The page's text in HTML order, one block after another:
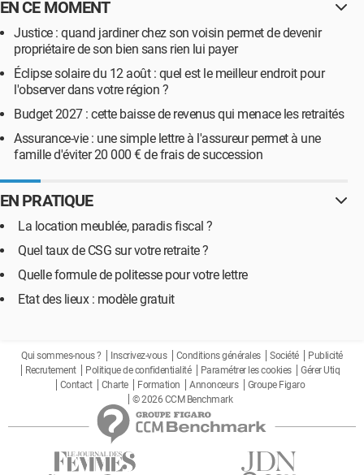
EN CE MOMENT
Justice : quand jardiner chez son voisin permet de devenir
propriétaire de son bien sans rien lui payer
Éclipse solaire du 12 août : quel est le meilleur endroit pour
l'observer dans votre région ?
Budget 2027 : cette baisse de revenus qui menace les retraités
Assurance-vie : une simple lettre à l'assureur permet à une
famille d'éviter 20 000 € de frais de succession
EN PRATIQUE
La location meublée, paradis fiscal ?
Quel taux de CSG sur votre retraite ?
Quelle formule de politesse pour votre lettre
Etat des lieux : modèle gratuit
Qui sommes-nous ? Inscrivez-vous Conditions générales Société
Publicité
Recrutement
Politique de confidentialité Paramétrer les cookies
Gérer Utiq
Contact
Charte Formation Annonceurs
Groupe Figaro
© 2026 CCM Benchmark